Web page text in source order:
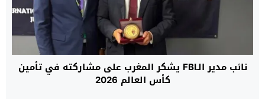
نائب مدير الـFBI يشكر المغرب على مشاركته في تأمين
كأس العالم 2026